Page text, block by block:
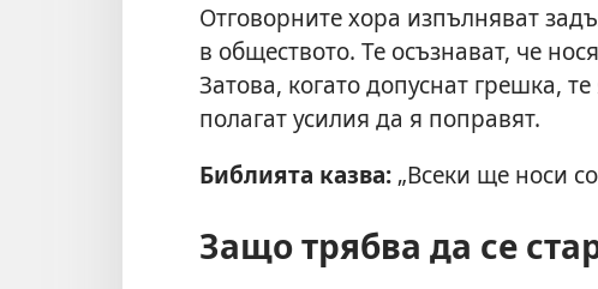
Отговорните хора изпълняват
в обществото. Те осъзнават, че
Затова, когато допуснат грешка,
полагат усилия да я поправят.
Библията казва: „Всеки ще носи
Защо трябва да се